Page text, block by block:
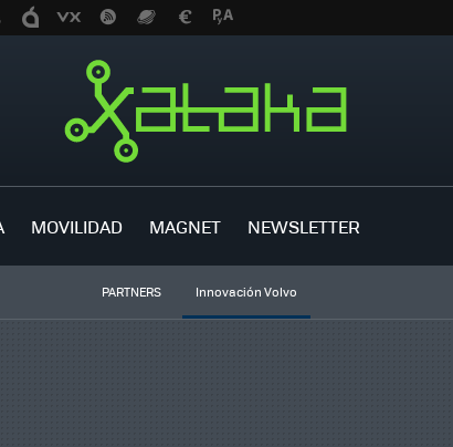
MOVILIDAD MAGNET NEWSLETTER
PARTNERS Innovación Volvo